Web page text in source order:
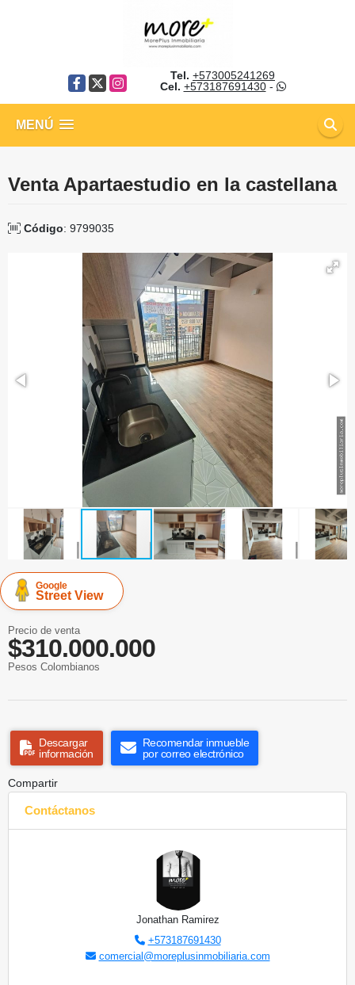
Facebook
X Instagram
Tel. +573005241269
Cel. +573187691430-
MENÚ
Venta Apartaestudio en la castellana
Código: 9799035
Google
Street View
Precio de venta
$310.000.000
Pesos Colombianos
Descargar
información
Recomendar inmueble
por correo electrónico
Compartir
Contáctanos
Jonathan Ramirez
+573187691430
comercial@moreplusinmobiliaria.com